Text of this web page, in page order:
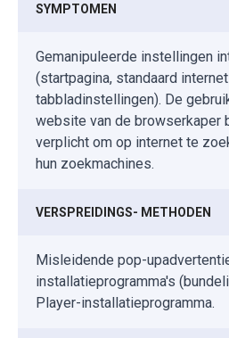
SYMPTOMEN
Gemanipuleerde instellingen
(startpagina, standaard
tabbladinstellingen). De
website van de browserkaper
verplicht om op internet te
hun zoekmachines.
VERSPREIDINGS- METHODEN
Misleidende pop-
installatieprogramma's
Player-installatieprogramma.